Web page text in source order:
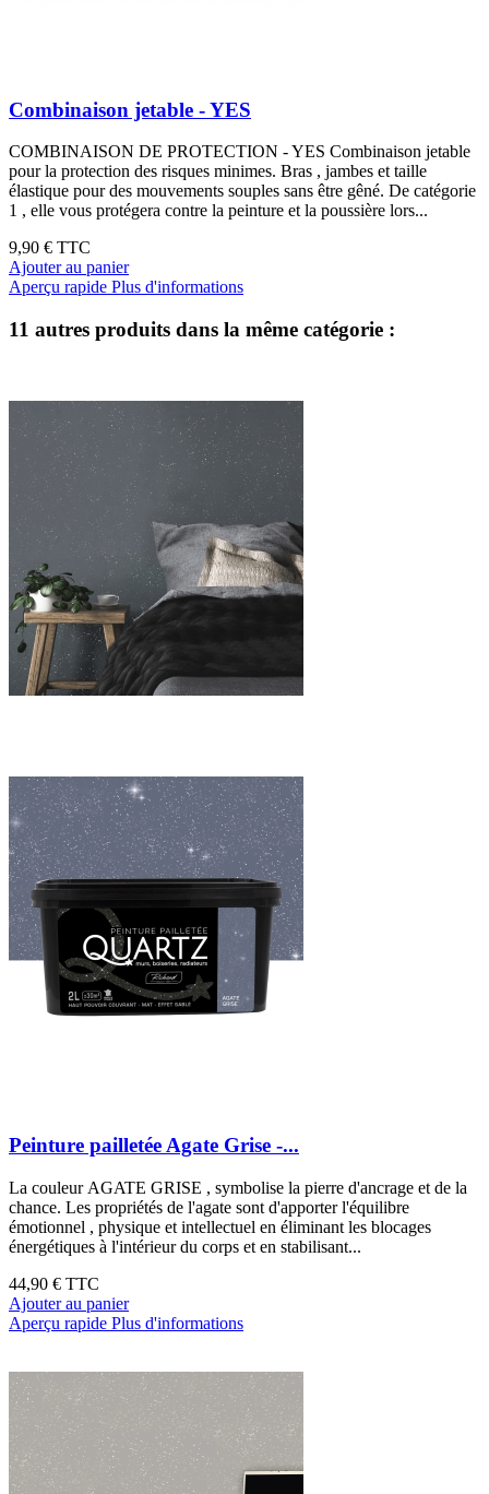
Combinaison jetable - YES
COMBINAISON DE PROTECTION - YES Combinaison jetable
pour la protection des risques minimes. Bras , jambes et taille
élastique pour des mouvements souples sans être gêné. De catégorie
1 , elle vous protégera contre la peinture et la poussière lors...
9,90 € TTC
Ajouter au panier
Aperçu rapide Plus d'informations
11 autres produits dans la même catégorie :
Peinture pailletée Agate Grise -...
La couleur AGATE GRISE , symbolise la pierre d'ancrage et de la
chance. Les propriétés de l'agate sont d'apporter l'équilibre
émotionnel , physique et intellectuel en éliminant les blocages
énergétiques à l'intérieur du corps et en stabilisant...
44,90 € TTC
Ajouter au panier
Aperçu rapide Plus d'informations